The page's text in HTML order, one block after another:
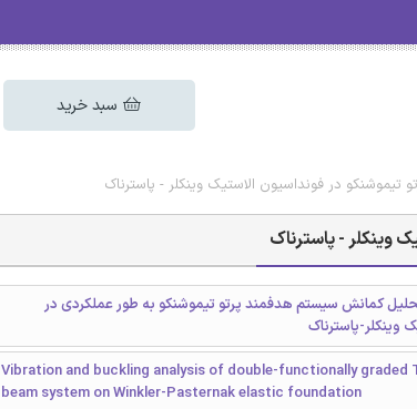
سبد خرید
در فونداسیون الاستیک وینکلر - پاسترناک
وینکلر - پاسترناک
کمانش سیستم هدفمند پرتو تیموشنکو به طور عملکردی در
وینکلر-پاسترناک
Vibration and buckling analysis of double-functionally graded
beam system on Winkler-Pasternak elastic foundation